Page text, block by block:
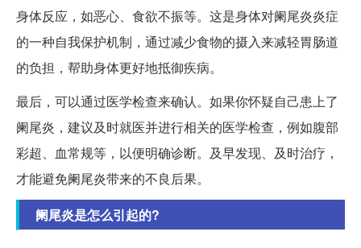
身体反应，如恶心、食欲不振等。这是身体对阑尾炎炎症
的一种自我保护机制，通过减少食物的摄入来减轻胃肠道
的负担，帮助身体更好地抵御疾病。
最后，可以通过医学检查来确认。如果你怀疑自己患上了
阑尾炎，建议及时就医并进行相关的医学检查，例如腹部
彩超、血常规等，以便明确诊断。及早发现、及时治疗，
才能避免阑尾炎带来的不良后果。
阑尾炎是怎么引起的?